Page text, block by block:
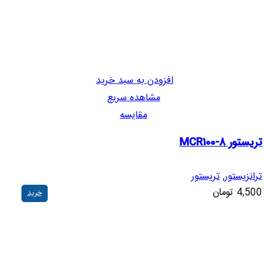
افزودن به سبد خرید
مشاهده سریع
مقایسه
تریستور MCR100-8
ترانزیستور,تریستور
4,500 تومان خرید